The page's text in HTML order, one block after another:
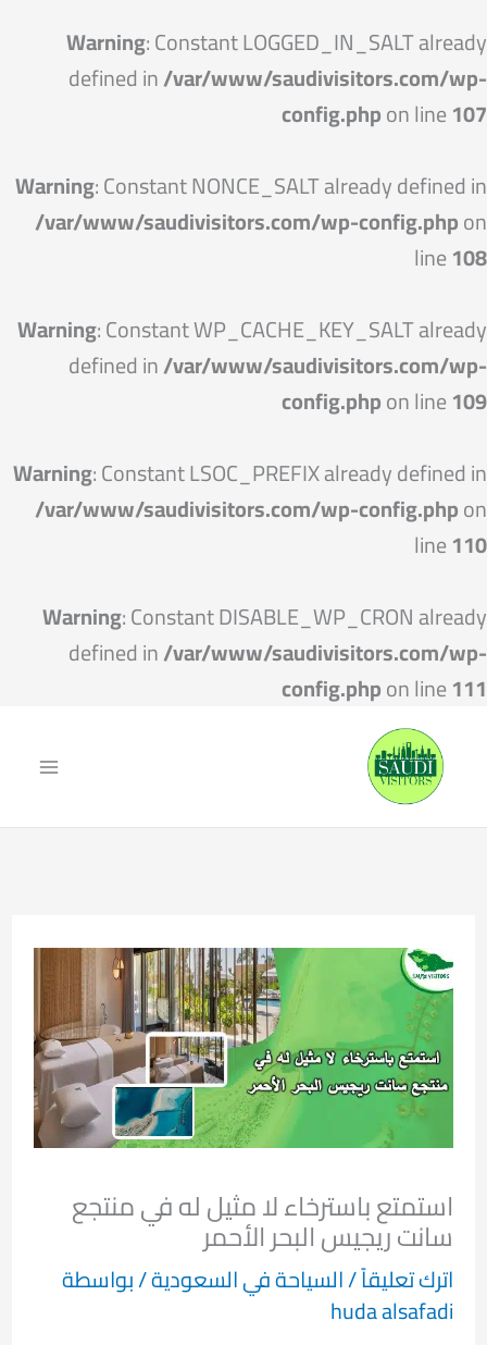
Warning: Constant LOGGED_IN_SALT already
defined in/var/www/saudivisitors.com/wp-
config.phpon line107
Warning: Constant NONCE_SALT already defined in
/var/www/saudivisitors.com/wp-config.phpon
line108
Warning: Constant WP_CACHE_KEY_SALT already
defined in/var/www/saudivisitors.com/wp-
config.phpon line109
Warning: Constant LSOC_PREFIX already defined in
/var/www/saudivisitors.com/wp-config.phpon
line110
Warning: Constant DISABLE_WP_CRON already
defined in/var/www/saudivisitors.com/wp-
config.phpon line111
استمتع باسترخاء لا مثيل له في منتجع
سانت ريجيس البحر الأحمر
اترك تعليقاً/السياحة في السعودية/ بواسطة
huda alsafadi